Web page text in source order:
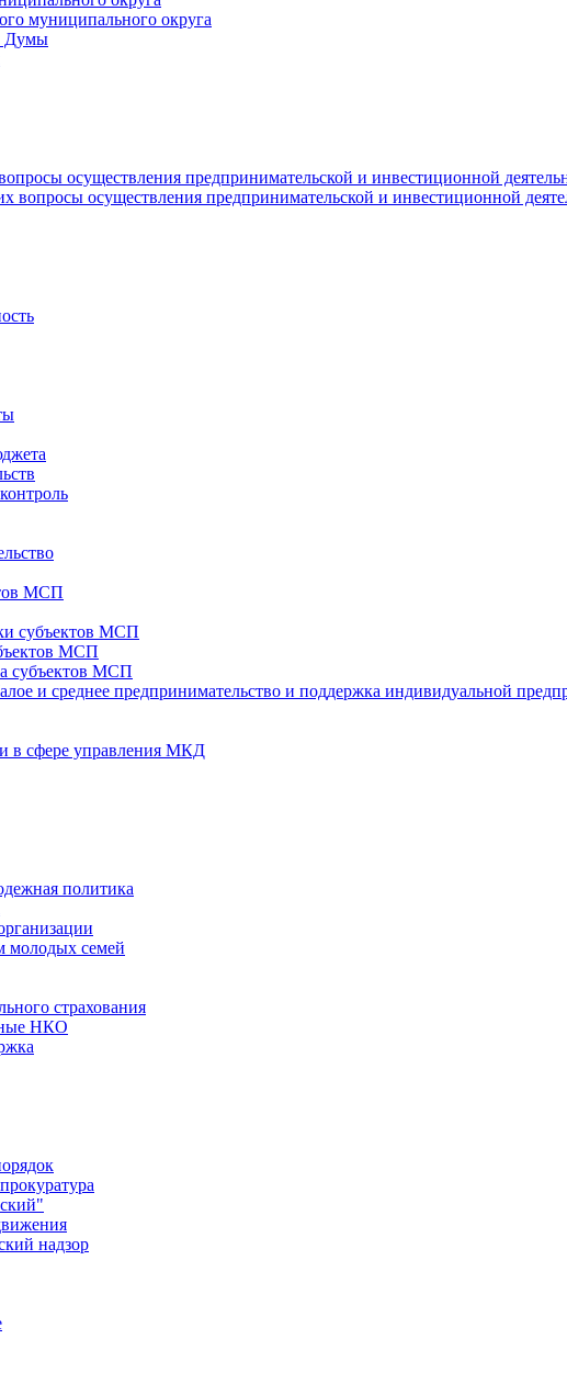
муниципального округа
Думы
осуществления предпринимательской и инвестиционной
вопросы осуществления предпринимательской и инвестиционной
МСП
субъектов МСП
МСП
субъектов МСП
и среднее предпринимательство и поддержка индивидуальной
в сфере управления МКД
политика
молодых семей
страхования
НКО
надзор